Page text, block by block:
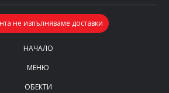
НАЧАЛО
МЕНЮ
ОБЕКТИ